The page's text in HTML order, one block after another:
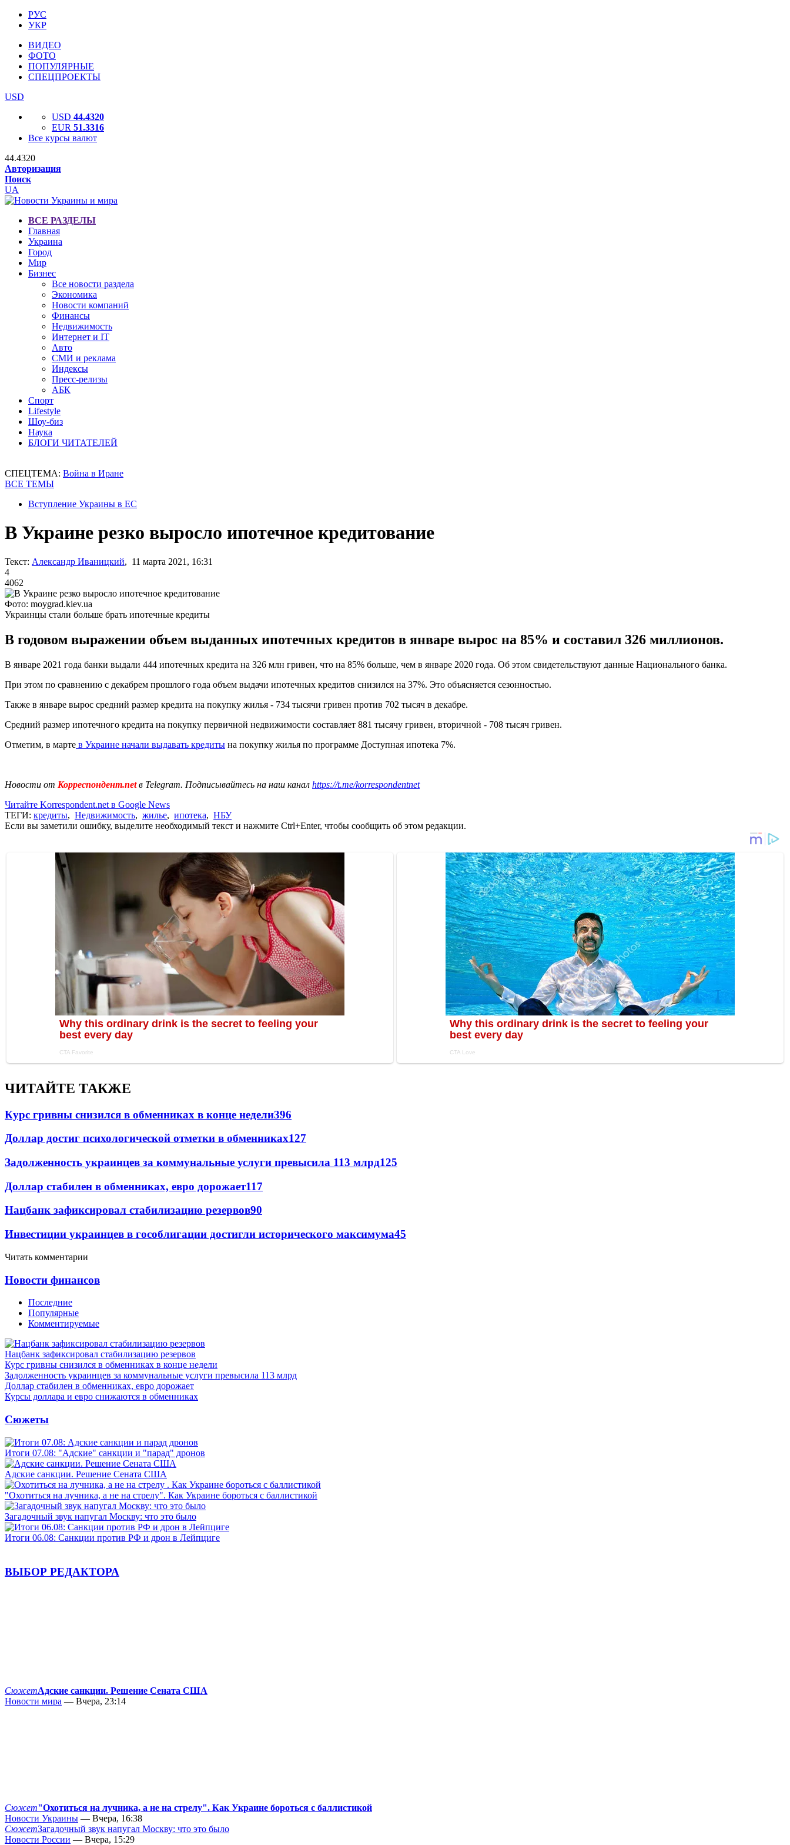
РУС
УКР
ВИДЕО
ФОТО
ПОПУЛЯРНЫЕ
СПЕЦПРОЕКТЫ
USD
USD 44.4320
EUR 51.3316
Все курсы валют
44.4320
Авторизация
Поиск
UA
ВСЕ РАЗДЕЛЫ
Главная
Украина
Город
Мир
Бизнес
Все новости раздела
Экономика
Новости компаний
Финансы
Недвижимость
Интернет и IT
Авто
СМИ и реклама
Индексы
Пресс-релизы
АБК
Спорт
Lifestyle
Шоу-биз
Наука
БЛОГИ ЧИТАТЕЛЕЙ
СПЕЦТЕМА: Война в Иране
ВСЕ ТЕМЫ
Вступление Украины в ЕС
В Украине резко выросло ипотечное кредитование
Текст: Александр Иваницкий, 11 марта 2021, 16:31
4
4062
Фото: moygrad.kiev.ua
Украинцы стали больше брать ипотечные кредиты
В годовом выражении объем выданных ипотечных кредитов в январе вырос на 85% и составил 326 миллионов.
В январе 2021 года банки выдали 444 ипотечных кредита на 326 млн гривен, что на 85% больше, чем в январе 2020 года. Об этом свидетельствуют данные Национального банка.
При этом по сравнению с декабрем прошлого года объем выдачи ипотечных кредитов снизился на 37%. Это объясняется сезонностью.
Также в январе вырос средний размер кредита на покупку жилья - 734 тысячи гривен против 702 тысяч в декабре.
Средний размер ипотечного кредита на покупку первичной недвижимости составляет 881 тысячу гривен, вторичной - 708 тысяч гривен.
Отметим, в марте в Украине начали выдавать кредиты на покупку жилья по программе Доступная ипотека 7%.
Новости от Корреспондент.netв Telegram. Подписывайтесь на наш канал https://t.me/korrespondentnet
Читайте Korrespondent.net в Google News
ТЕГИ: кредиты, Недвижимость, жилье, ипотека, НБУ
Если вы заметили ошибку, выделите необходимый текст и нажмите Ctrl+Enter, чтобы сообщить об этом редакции.
ЧИТАЙТЕ ТАКЖЕ
Курс гривны снизился в обменниках в конце недели396
Доллар достиг психологической отметки в обменниках127
Задолженность украинцев за коммунальные услуги превысила 113 млрд125
Доллар стабилен в обменниках, евро дорожает117
Нацбанк зафиксировал стабилизацию резервов90
Инвестиции украинцев в гособлигации достигли исторического максимума45
Читать комментарии
Новости финансов
Последние
Популярные
Комментируемые
Нацбанк зафиксировал стабилизацию резервов
Курс гривны снизился в обменниках в конце недели
Задолженность украинцев за коммунальные услуги превысила 113 млрд
Доллар стабилен в обменниках, евро дорожает
Курсы доллара и евро снижаются в обменниках
Сюжеты
Итоги 07.08: "Адские" санкции и "парад" дронов
Адские санкции. Решение Сената США
"Охотиться на лучника, а не на стрелу". Как Украине бороться с баллистикой
Загадочный звук напугал Москву: что это было
Итоги 06.08: Санкции против РФ и дрон в Лейпциге
ВЫБОР РЕДАКТОРА
СюжетАдские санкции. Решение Сената США
Новости мира — Вчера, 23:14
Сюжет"Охотиться на лучника, а не на стрелу". Как Украине бороться с баллистикой
Новости Украины — Вчера, 16:38
СюжетЗагадочный звук напугал Москву: что это было
Новости России — Вчера, 15:29